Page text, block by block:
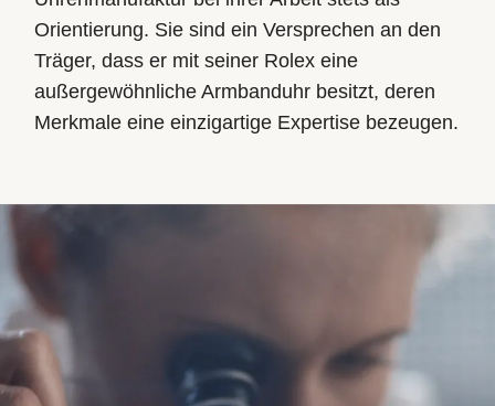
Orientierung. Sie sind ein Versprechen an den
Träger, dass er mit seiner Rolex eine
außergewöhnliche Armbanduhr besitzt, deren
Merkmale eine einzigartige Expertise bezeugen.